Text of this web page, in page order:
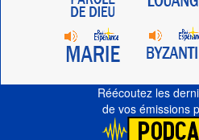
Réécoutez les
de vos émissions